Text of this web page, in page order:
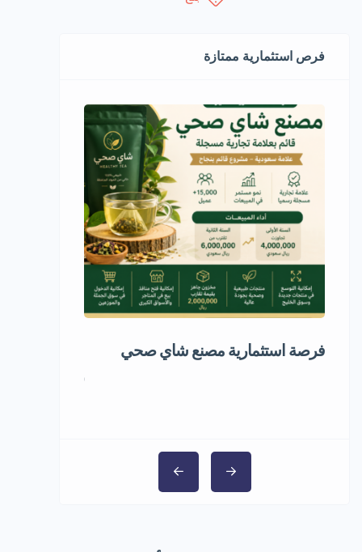
فرص استثمارية ممتازة
فرصة استثمارية مصنع شاي صحي